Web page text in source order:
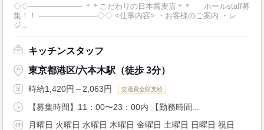
◇◇────────── ＊＊こだわりの日本蕎麦店＊＊ ホールstaff募
集！！ ───────────◇◇ <仕事内容> ・お客様のご案内 ・レ
ジ...
キッチンスタッフ
東京都港区/六本木駅（徒歩 3分）
時給1,420円～2,063円 交通費全額支給
【募集時間】11：00〜23：00内 【勤務時間...
月曜日 火曜日 水曜日 木曜日 金曜日 土曜日 日曜日 祝日